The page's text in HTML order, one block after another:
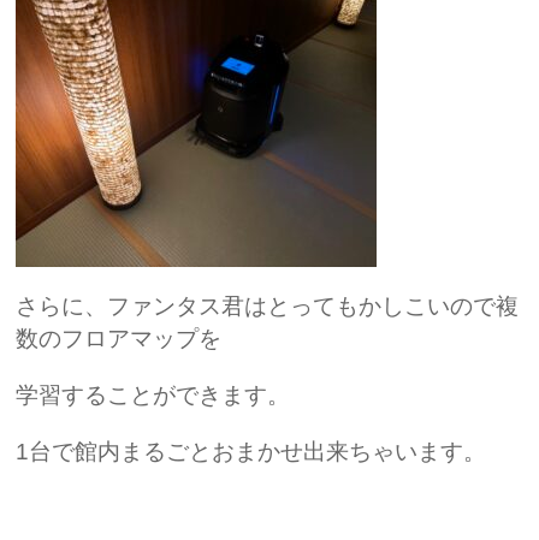
さらに、ファンタス君はとってもかしこいので複
数のフロアマップを
学習することができます。
1台で館内まるごとおまかせ出来ちゃいます。